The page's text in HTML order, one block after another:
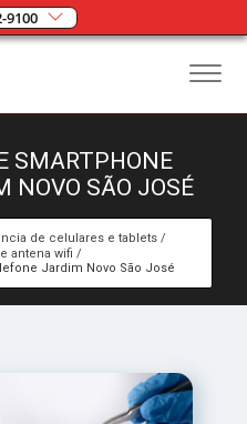
9100
SMARTPHONE
NOVO SÃO JOSÉ
de celulares e tablets
antena wifi
Jardim Novo São José